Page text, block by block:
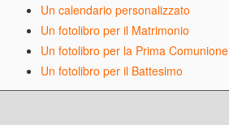
Un calendario personalizzato
Un fotolibro per il Matrimonio
Un fotolibro per la Prima Comunione
Un fotolibro per il Battesimo